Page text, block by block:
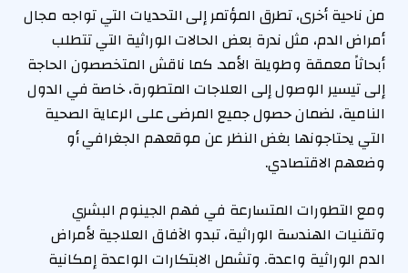
من ناحية أخرى، تطرق المؤتمر إلى التحديات التي تواجه مجال
أمراض الدم، مثل ندرة بعض الحالات الوراثية التي تتطلب
أبحاثاً معمقة وطويلة الأمد. كما ناقش المتخصصون الحاجة
إلى تيسير الوصول إلى العلاجات المتطورة، خاصة في الدول
النامية، لضمان حصول جميع المرضى على الرعاية الصحية
التي يحتاجونها بغض النظر عن موقعهم الجغرافي أو
وضعهم الاقتصادي.
ومع التطورات المتسارعة في فهم الجينوم البشري
وتقنيات الهندسة الوراثية، تبدو الآفاق العلاجية لأمراض
الدم الوراثية واعدة. وتشمل الابتكارات الواعدة إمكانية